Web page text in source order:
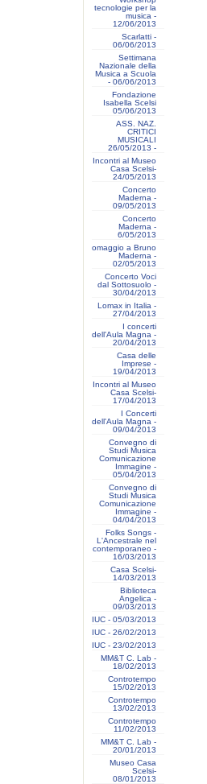
tecnologie per la
musica -
12/06/2013
Scarlatti -
06/06/2013
Settimana
Nazionale della
Musica a Scuola
- 06/06/2013
Fondazione
Isabella Scelsi
05/06/2013
ASS. NAZ.
CRITICI
MUSICALI
26/05/2013 -
Incontri al Museo
Casa Scelsi-
24/05/2013
Concerto
Maderna -
09/05/2013
Concerto
Maderna -
6/05/2013
omaggio a Bruno
Maderna -
02/05/2013
Concerto Voci
dal Sottosuolo -
30/04/2013
Lomax in Italia -
27/04/2013
I concerti
dell'Aula Magna -
20/04/2013
Casa delle
Imprese -
19/04/2013
Incontri al Museo
Casa Scelsi-
17/04/2013
I Concerti
dell'Aula Magna -
09/04/2013
Convegno di
Studi Musica
Comunicazione
Immagine -
05/04/2013
Convegno di
Studi Musica
Comunicazione
Immagine -
04/04/2013
Folks Songs -
L'Ancestrale nel
contemporaneo -
16/03/2013
Casa Scelsi-
14/03/2013
Biblioteca
Angelica -
09/03/2013
IUC - 05/03/2013
IUC - 26/02/2013
IUC - 23/02/2013
MM&T C. Lab -
18/02/2013
Controtempo
15/02/2013
Controtempo
13/02/2013
Controtempo
11/02/2013
MM&T C. Lab -
20/01/2013
Museo Casa
Scelsi-
08/01/2013